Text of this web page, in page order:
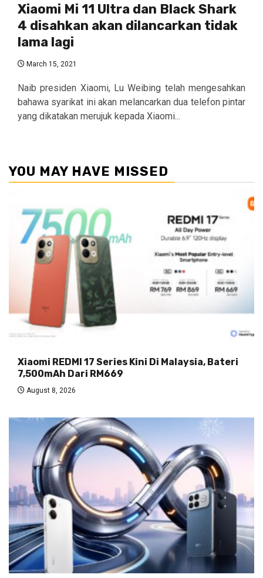
Xiaomi Mi 11 Ultra dan Black Shark
4 disahkan akan dilancarkan tidak
lama lagi
March 15, 2021
Naib presiden Xiaomi, Lu Weibing telah mengesahkan
bahawa syarikat ini akan melancarkan dua telefon pintar
yang dikatakan merujuk kepada Xiaomi...
YOU MAY HAVE MISSED
Xiaomi REDMI 17 Series Kini Di Malaysia, Bateri
7,500mAh Dari RM669
August 8, 2026